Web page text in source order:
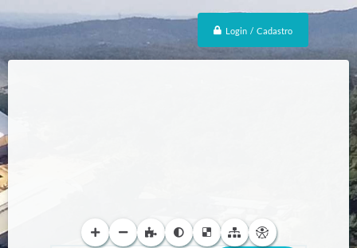
Login / Cadastro